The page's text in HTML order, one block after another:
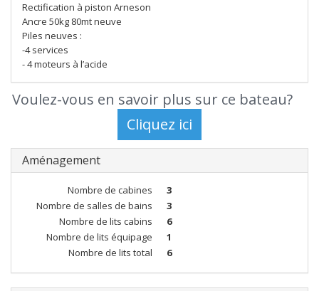
Rectification à piston Arneson
Ancre 50kg 80mt neuve
Piles neuves :
-4 services
- 4 moteurs à l’acide
Voulez-vous en savoir plus sur ce bateau?
Aménagement
Nombre de cabines
3
Nombre de salles de bains
3
Nombre de lits cabins
6
Nombre de lits équipage
1
Nombre de lits total
6